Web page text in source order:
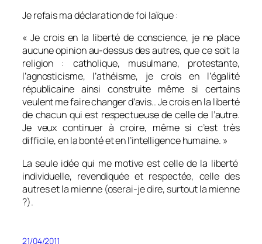
Je refais ma déclaration de foi laïque :
« Je crois en la liberté de conscience, je ne place
aucune opinion au-dessus des autres, que ce soit la
religion : catholique, musulmane, protestante,
l’agnosticisme, l’athéisme, je crois en l’égalité
républicaine ainsi construite même si certains
veulent me faire changer d’avis.. Je crois en la liberté
de chacun qui est respectueuse de celle de l’autre.
Je veux continuer à croire, même si c’est très
difficile, en la bonté et en l’intelligence humaine. »
La seule idée qui me motive est celle de la liberté
individuelle, revendiquée et respectée, celle des
autres et la mienne (oserai-je dire, surtout la mienne
?).
21/04/2011